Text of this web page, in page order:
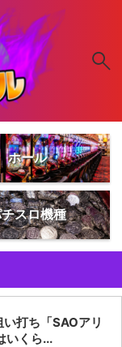
ホール
スロ機種
い打ち「SAOアリ
いくら...